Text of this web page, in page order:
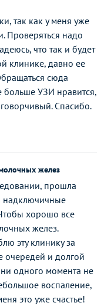
так как у меня уже
Проверяться надо
что так и будет
клинике, давно ее
сюда
УЗИ нравится,
Спасибо.
желез
прошла
надключичные
хорошо все
желез.
эту клинику за
очередей и долгой
одного момента не
воспаление,
это уже счастье!